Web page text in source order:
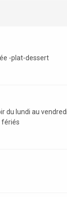
-plat-dessert
du lundi au
fériés